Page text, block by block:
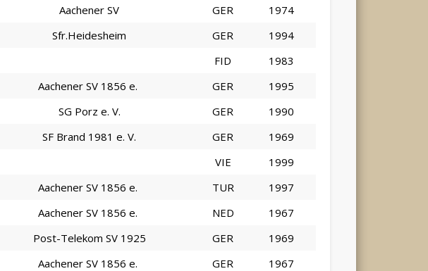
Aachener SV GER
1974
Sfr.Heidesheim GER
1994
FID
1983
Aachener SV 1856 e. GER
1995
SG Porz e. V. GER
1990
SF Brand 1981 e. V. GER
1969
VIE
1999
Aachener SV 1856 e. TUR
1997
Aachener SV 1856 e. NED
1967
Post-Telekom SV 1925 GER
1969
Aachener SV 1856 e. GER
1967